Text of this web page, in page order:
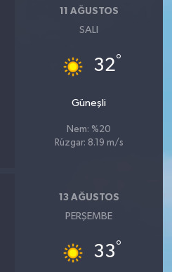
11 AĞUSTOS
SALI
32°
Güneşli
Nem: %20
Rüzgar: 8.19 m/s
13 AĞUSTOS
PERŞEMBE
33°